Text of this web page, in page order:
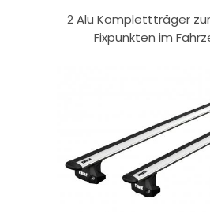
2 Alu Komplettträger
Fixpunkten im